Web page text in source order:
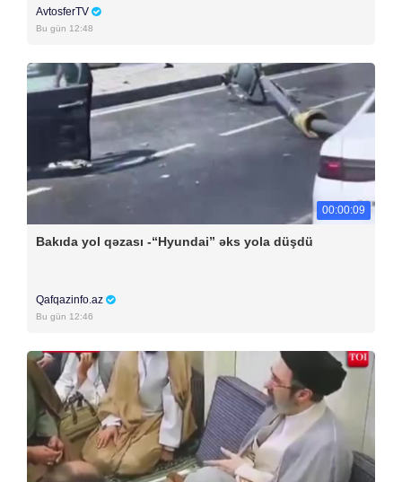
AvtosferTV
Bu gün 12:48
00:00:09
Bakıda yol qəzası -“Hyundai” əks yola düşdü
Qafqazinfo.az
Bu gün 12:46